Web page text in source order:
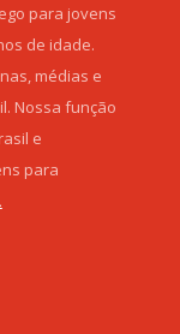
para jovens
de idade.
médias e
Nossa função
e
para